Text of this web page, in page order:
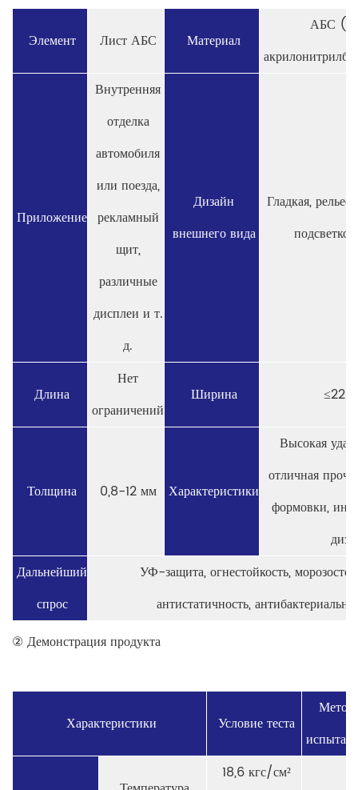
Элемент Лист АБС Материал
АБС
Приложение
Внутренняя
отделка
автомобиля
или поезда,
рекламный
щит,
различные
дисплеи и т.
д.
Дизайн
внешнего вида
Гладкая,
Длина
Нет
ограничений
Ширина
Толщина 0,8-12 мм Характеристики
Высокая
отличная
формовки,
Дальнейший
спрос
УФ-защита, огнестойкость,
антистатичность,
② Демонстрация продукта
Характеристики Условие теста
Метод
18,6 кгс/см²